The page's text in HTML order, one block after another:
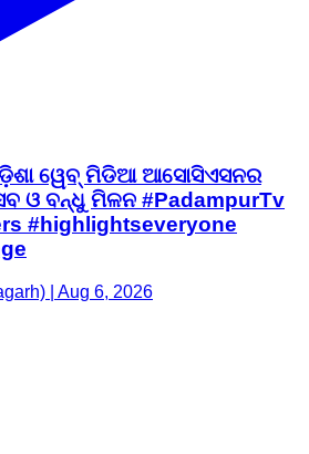
ୱେବ୍ ମିଡିଆ ଆସୋସିଏସନର
ଓ ବନ୍ଧୁ ମିଳନ #PadampurTv
#highlightseveryone
| Aug 6, 2026